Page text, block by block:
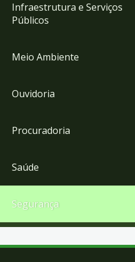
Infraestrutura e Serviços
Públicos
Meio Ambiente
Ouvidoria
Procuradoria
Saúde
Segurança